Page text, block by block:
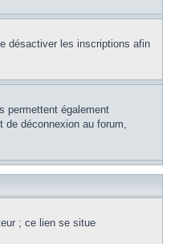
désactiver les inscriptions afin
permettent également
de déconnexion au forum,
; ce lien se situe